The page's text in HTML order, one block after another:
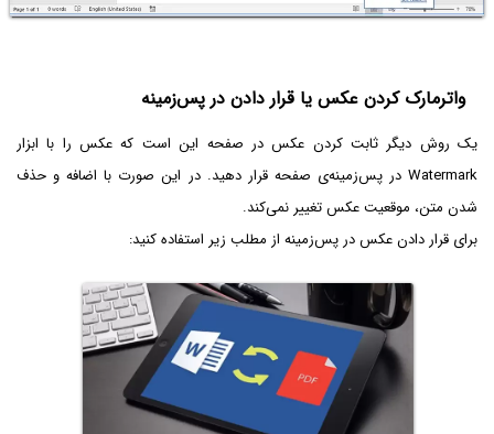
واترمارک کردن عکس یا قرار دادن در پس‌زمینه
یک روش دیگر ثابت کردن عکس در صفحه این است که عکس را با ابزار
Watermark در پس‌زمینه‌ی صفحه قرار دهید. در این صورت با اضافه و حذف
شدن متن، موقعیت عکس تغییر نمی‌کند.
برای قرار دادن عکس در پس‌زمینه از مطلب زیر استفاده کنید: